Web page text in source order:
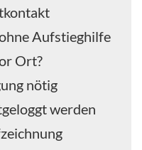
Aufstieghilfe
Ort?
nötig
werden